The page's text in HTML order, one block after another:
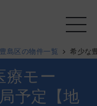
豊島区の物件一覧 希少な
療モー
予定【地